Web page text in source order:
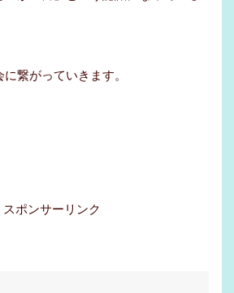
繋がっていきます。
スポンサーリンク